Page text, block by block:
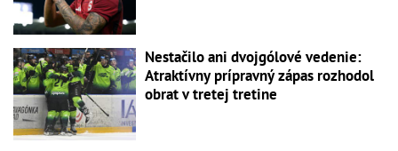
Nestačilo ani dvojgólové vedenie:
Atraktívny prípravný zápas rozhodol
obrat v tretej tretine